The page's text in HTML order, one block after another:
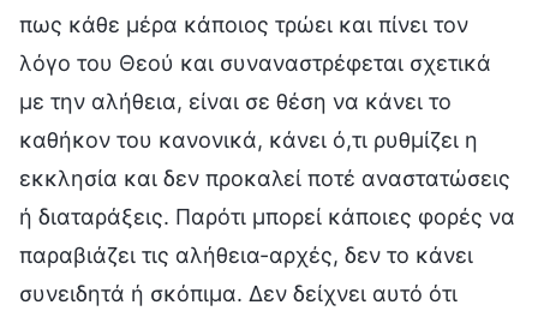
πως κάθε μέρα κάποιος τρώει και πίνει τον
λόγο του Θεού και συναναστρέφεται σχετικά
με την αλήθεια, είναι σε θέση να κάνει το
καθήκον του κανονικά, κάνει ό,τι ρυθμίζει η
εκκλησία και δεν προκαλεί ποτέ αναστατώσεις
ή διαταράξεις. Παρότι μπορεί κάποιες φορές να
παραβιάζει τις αλήθεια-αρχές, δεν το κάνει
συνειδητά ή σκόπιμα. Δεν δείχνει αυτό ότι